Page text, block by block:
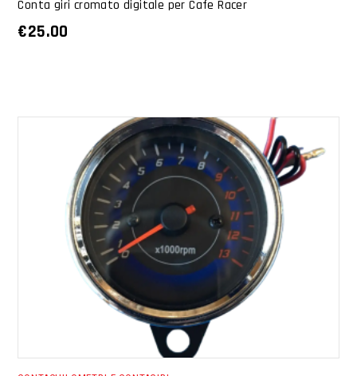
Conta giri cromato digitale per Cafe Racer
€25.00
AGGIUNGI AL CARRELLO